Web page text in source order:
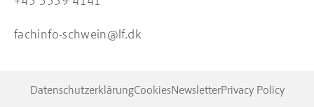
fachinfo-schwein@lf.dk
DatenschutzerklärungCookiesNewsletterPrivacy Policy